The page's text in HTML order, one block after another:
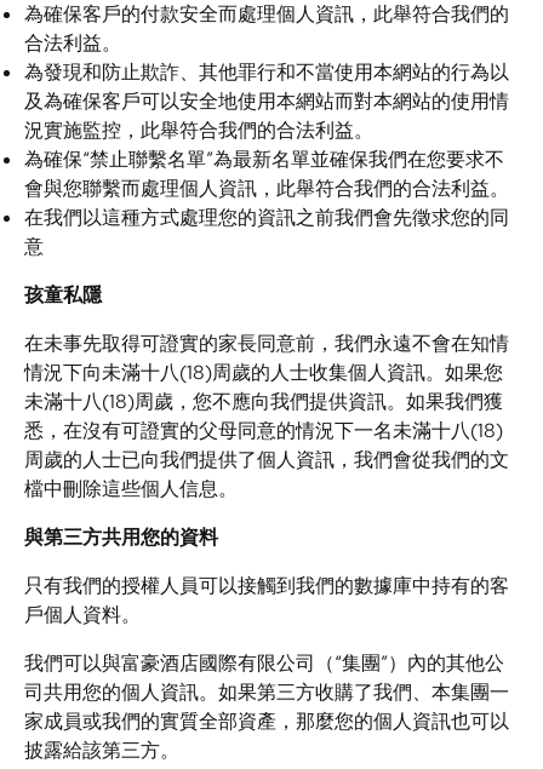
為確保客戶的付款安全而處理個人資訊，此舉符合我們的
合法利益。
為發現和防止欺詐、其他罪行和不當使用本網站的行為以
及為確保客戶可以安全地使用本網站而對本網站的使用情
況實施監控，此舉符合我們的合法利益。
為確保“禁止聯繫名單”為最新名單並確保我們在您要求不
會與您聯繫而處理個人資訊，此舉符合我們的合法利益。
在我們以這種方式處理您的資訊之前我們會先徵求您的同
意
孩童私隱
在未事先取得可證實的家長同意前，我們永遠不會在知情
情況下向未滿十八(18)周歲的人士收集個人資訊。如果您
未滿十八(18)周歲，您不應向我們提供資訊。如果我們獲
悉，在沒有可證實的父母同意的情況下一名未滿十八(18)
周歲的人士已向我們提供了個人資訊，我們會從我們的文
檔中刪除這些個人信息。
與第三方共用您的資料
只有我們的授權人員可以接觸到我們的數據庫中持有的客
戶個人資料。
我們可以與富豪酒店國際有限公司（“集團”）內的其他公
司共用您的個人資訊。如果第三方收購了我們、本集團一
家成員或我們的實質全部資產，那麼您的個人資訊也可以
披露給該第三方。